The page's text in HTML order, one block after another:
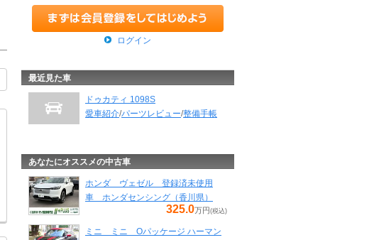
ログイン
最近見た車
ドゥカティ 1098S
愛車紹介/パーツレビュー/整備手帳
あなたにオススメの中古車
ホンダ ヴェゼル 登録済未使用
車 ホンダセンシング（香川県）
325.0万円 (税込)
ミニ ミニ Oパッケージ ハーマン